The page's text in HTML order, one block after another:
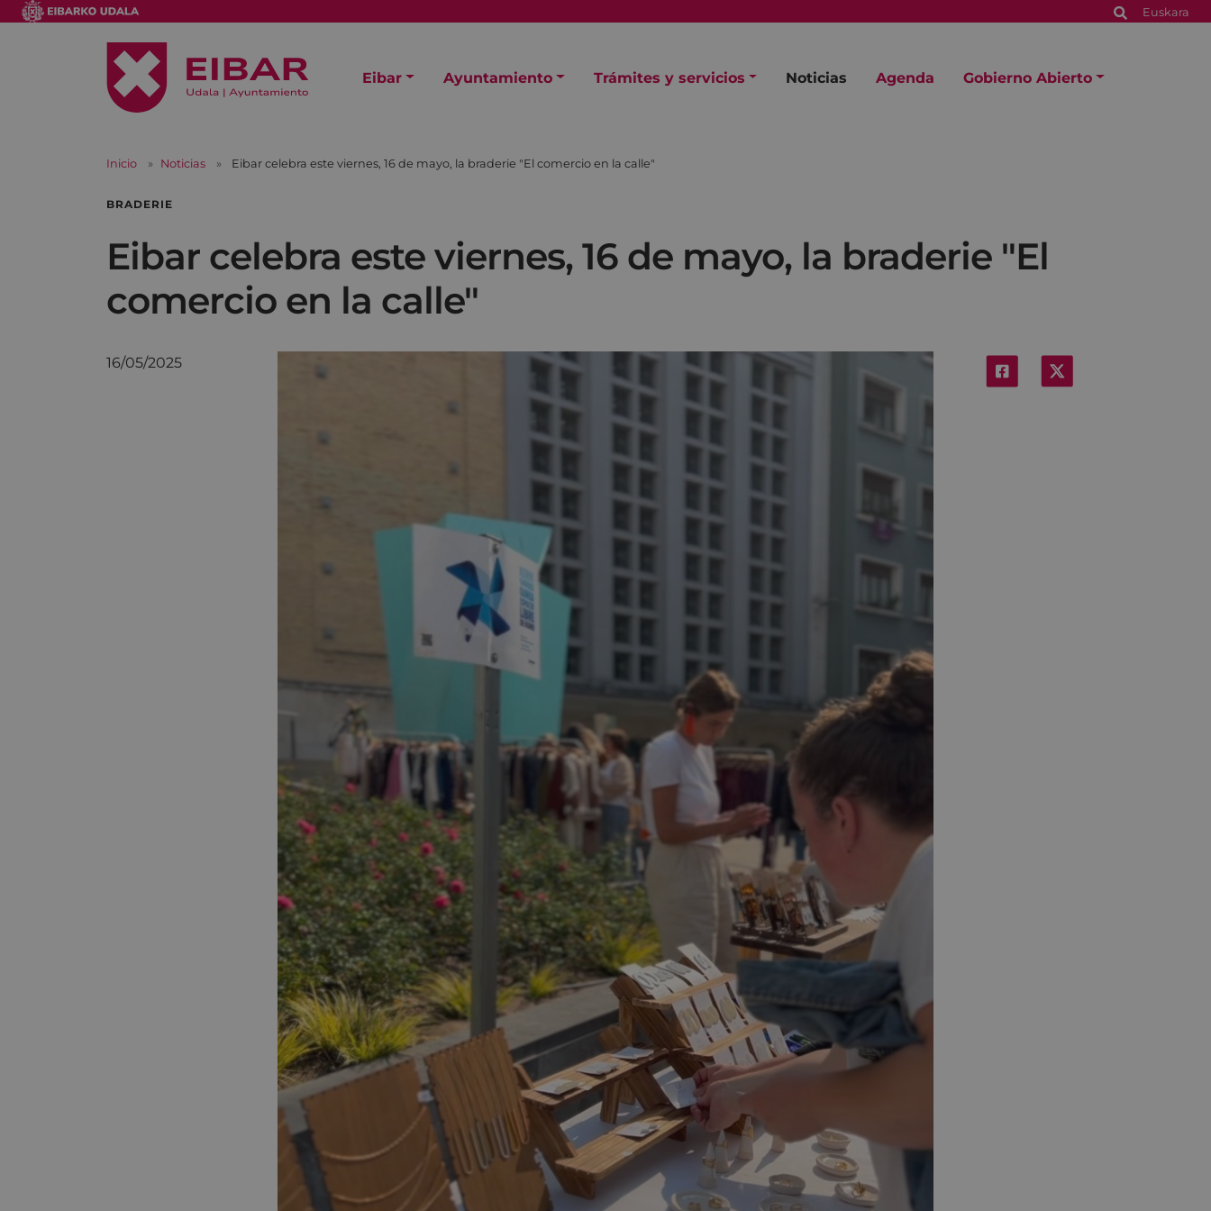
Euskara
Eibar Ayuntamiento Trámites y servicios Noticias Agenda Gobierno Abierto
Inicio Noticias Eibar celebra este viernes, 16 de mayo, la braderie "El comercio en la calle"
BRADERIE
Eibar celebra este viernes, 16 de mayo, la braderie "El
comercio en la calle"
16/05/2025